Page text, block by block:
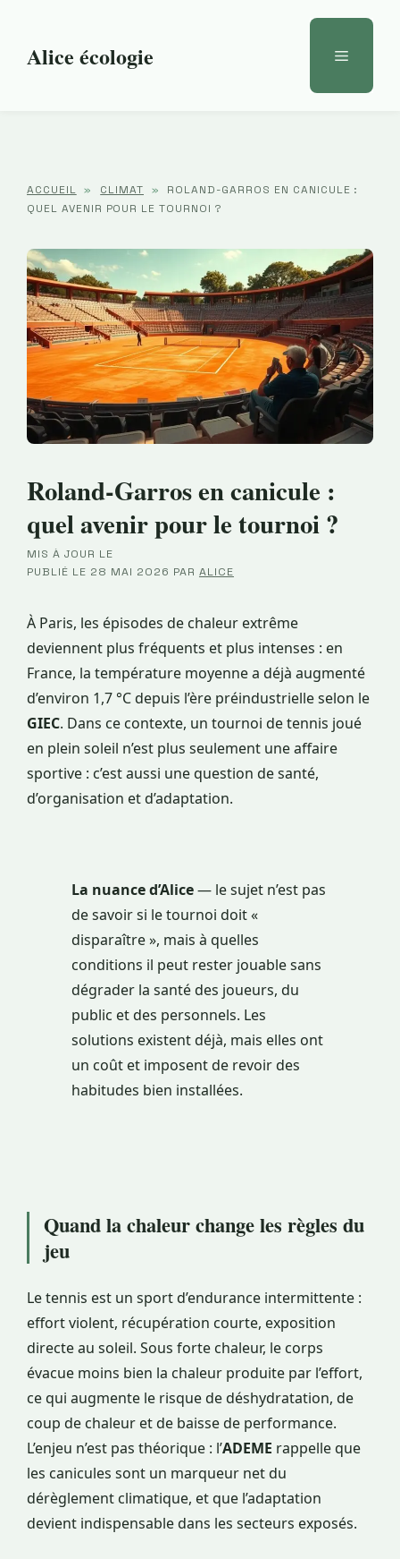
contenuAlice écologie Menu
ACCUEIL » CLIMAT »
ROLAND-GARROS EN CANICULE :
QUEL AVENIR POUR LE TOURNOI ?
Roland-Garros en canicule :
quel avenir pour le tournoi ?
MIS À JOUR LE
·PUBLIÉ LE 28 MAI 2026 PAR ALICE
À Paris, les épisodes de chaleur extrême
deviennent plus fréquents et plus intenses : en
France, la température moyenne a déjà augmenté
d’environ 1,7 °C depuis l’ère préindustrielle selon le
GIEC. Dans ce contexte, un tournoi de tennis joué
en plein soleil n’est plus seulement une affaire
sportive : c’est aussi une question de santé,
d’organisation et d’adaptation.
La nuance d’Alice— le sujet n’est pas
de savoir si le tournoi doit «
disparaître », mais à quelles
conditions il peut rester jouable sans
dégrader la santé des joueurs, du
public et des personnels. Les
solutions existent déjà, mais elles ont
un coût et imposent de revoir des
habitudes bien installées.
Quand la chaleur change les règles du
jeu
Le tennis est un sport d’endurance intermittente :
effort violent, récupération courte, exposition
directe au soleil. Sous forte chaleur, le corps
évacue moins bien la chaleur produite par l’effort,
ce qui augmente le risque de déshydratation, de
coup de chaleur et de baisse de performance.
L’enjeu n’est pas théorique : l’ADEME rappelle que
les canicules sont un marqueur net du
dérèglement climatique, et que l’adaptation
devient indispensable dans les secteurs exposés.